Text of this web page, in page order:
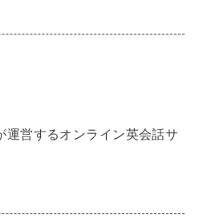
運営するオンライン英会話サ